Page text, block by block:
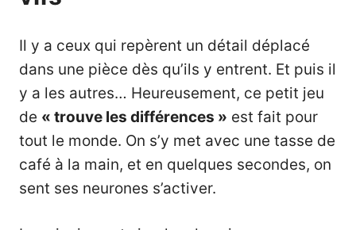
Il y a ceux qui repèrent un détail déplacé
dans une pièce dès qu’ils y entrent. Et puis il
y a les autres… Heureusement, ce petit jeu
de « trouve les différences » est fait pour
tout le monde. On s’y met avec une tasse de
café à la main, et en quelques secondes, on
sent ses neurones s’activer.